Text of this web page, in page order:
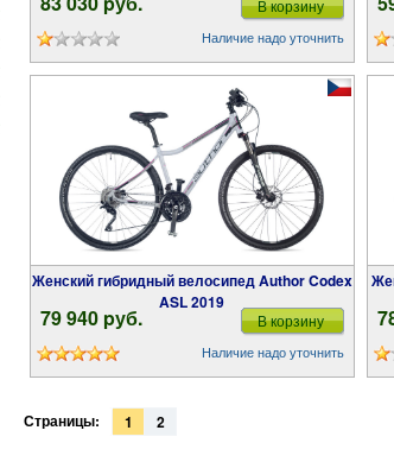
В корзину
Наличие надо уточнить
Женский гибридный велосипед Author Codex
ASL 2019
79 940 pуб. В корзину
Наличие надо уточнить
Страницы: 1 2